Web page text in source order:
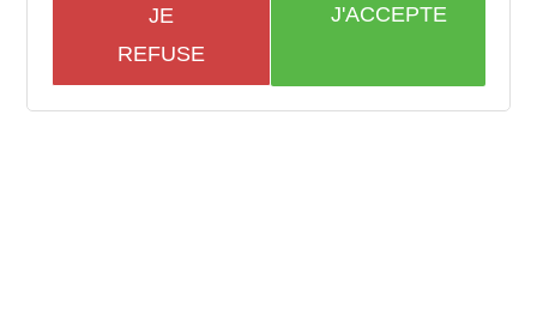
JE
REFUSE
J'ACCEPTE